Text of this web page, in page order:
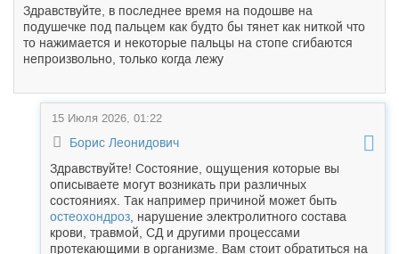
Здравствуйте, в последнее время на подошве на
подушечке под пальцем как будто бы тянет как ниткой что
то нажимается и некоторые пальцы на стопе сгибаются
непроизвольно, только когда лежу
15 Июля 2026, 01:22
Борис Леонидович
Здравствуйте! Состояние, ощущения которые вы
описываете могут возникать при различных
состояниях. Так например причиной может быть
остеохондроз , нарушение электролитного состава
крови, травмой, СД и другими процессами
протекающими в организме. Вам стоит обратиться на